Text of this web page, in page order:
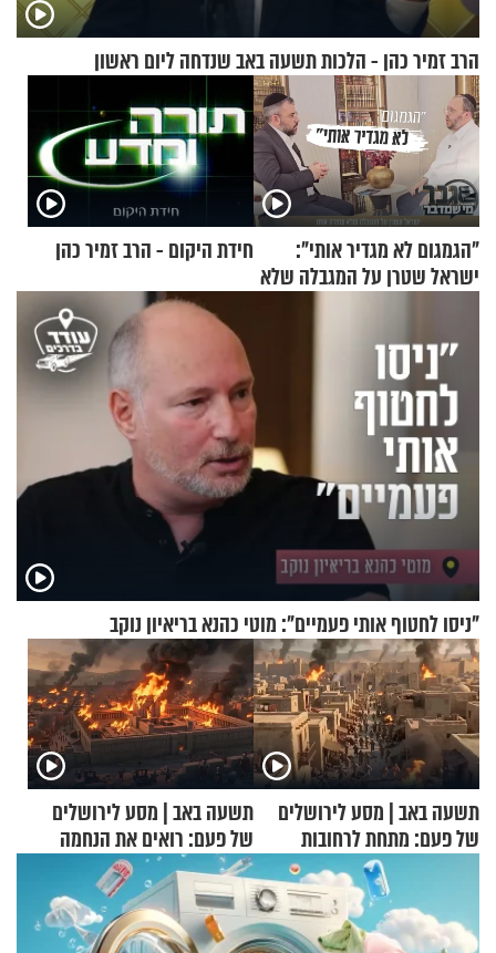
הרב זמיר כהן - הלכות תשעה באב שנדחה ליום ראשון
"הגמגום לא מגדיר אותי":
ישראל שטרן על המגבלה שלא
חידת היקום - הרב זמיר כהן
"ניסו לחטוף אותי פעמיים": מוטי כהנא בריאיון נוקב
תשעה באב | מסע לירושלים
של פעם: מתחת לרחובות
תשעה באב | מסע לירושלים
של פעם: רואים את הנחמה